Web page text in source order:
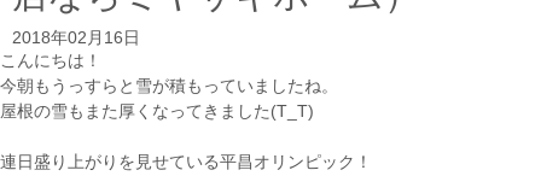
2018年02月16日
こんにちは！
今朝もうっすらと雪が積もっていましたね。
屋根の雪もまた厚くなってきました(T_T)
連日盛り上がりを見せている平昌オリンピック！